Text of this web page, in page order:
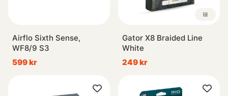
Airflo Sixth Sense,
WF8/9 S3
599 kr
Gator X8 Braided Line
White
249 kr